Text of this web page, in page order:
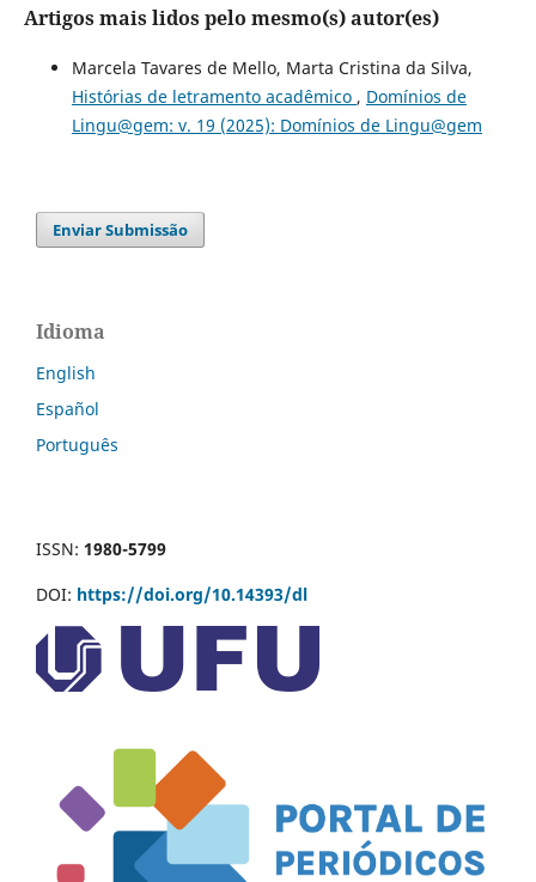
Artigos mais lidos pelo mesmo(s) autor(es)
Marcela Tavares de Mello, Marta Cristina da Silva,
Histórias de letramento acadêmico , Domínios de
Lingu@gem: v. 19 (2025): Domínios de Lingu@gem
Enviar Submissão
Idioma
English
Español
Português
ISSN: 1980-5799
DOI: https://doi.org/10.14393/dl